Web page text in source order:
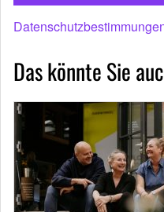
Das könnte Sie